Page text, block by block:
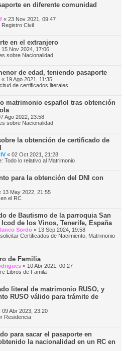
en diferente comunidad
« 23 Nov 2021, 09:47
Civil
en el extranjero
15 Nov 2024, 17:06
sobre Nacionalidad
de edad, teniendo pasaporte
« 19 Ago 2021, 11:35
de certificados literales
matrimonio español tras obtención
Ago 2022, 23:58
sobre Nacionalidad
la obtención de certificado de
« 02 Oct 2021, 21:28
Todo lo relativo al Matrimonio
para la obtención del DNI con
13 May 2022, 21:55
el RC
de Bautismo de la parroquia San
de los Vinos, Tenerife, España
Sordo « 13 Sep 2024, 19:58
Certificados de Nacimiento, Matrimonio
de Familia
« 10 Abr 2021, 00:27
Libros de Famila
literal de matrimonio RUSO, y
RUSO válido para trámite de
09 Abr 2023, 23:20
Residencia
para sacar el pasaporte en
la nacionalidad en un RC en